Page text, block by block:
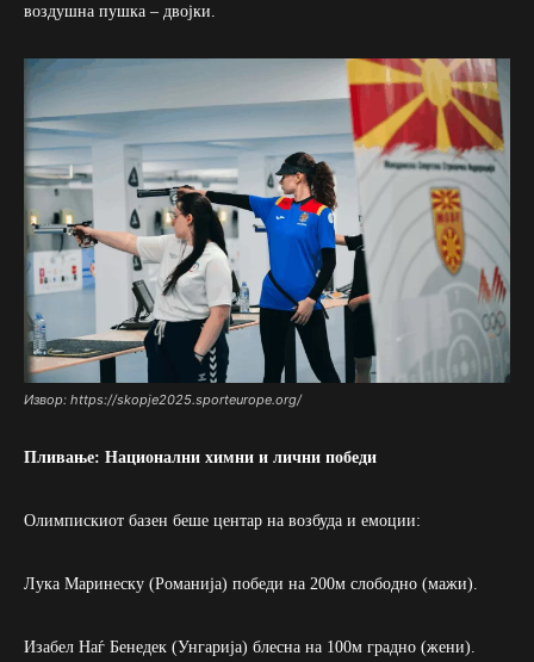
воздушна пушка – двојки.
Извор: https://skopje2025.sporteurope.org/
Пливање: Национални химни и лични победи
Олимпискиот базен беше центар на возбуда и емоции:
Лука Маринеску (Романија) победи на 200м слободно (мажи).
Изабел Наѓ Бенедек (Унгарија) блесна на 100м градно (жени).